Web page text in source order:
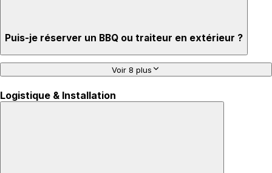
Puis-je réserver un BBQ ou traiteur en extérieur ?
Voir 8 plus
Logistique & Installation